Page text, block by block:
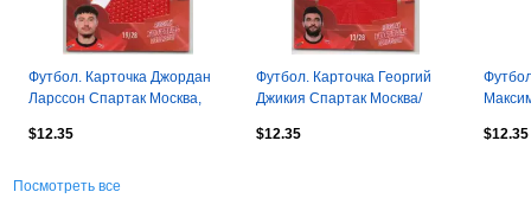
Футбол. Карточка Джордан
Ларссон Спартак Москва,
19/28
$12.35
Футбол. Карточка Георгий
Джикия Спартак Москва/
2020-21
$12.35
24/28
$12.35
Посмотреть все